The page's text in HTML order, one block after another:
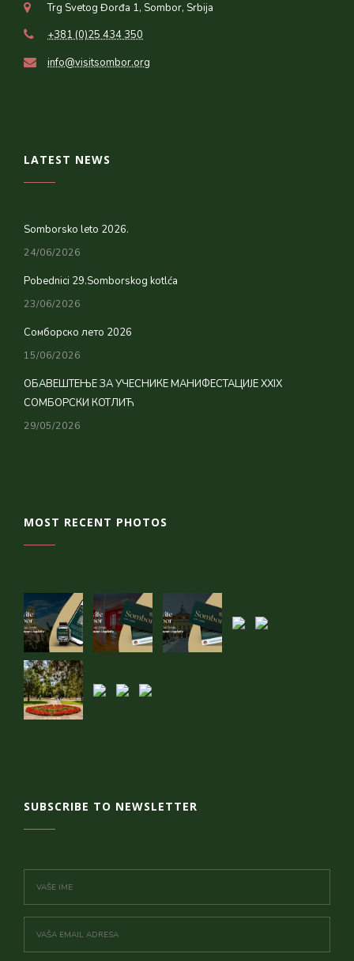
Trg Svetog Đorđa 1, Sombor, Srbija
+381 (0)25 434 350
info@visitsombor.org
LATEST NEWS
Somborsko leto 2026.
24/06/2026
Pobednici 29.Somborskog kotlća
23/06/2026
Сомборско лето 2026
15/06/2026
ОБАВЕШТЕЊЕ ЗА УЧЕСНИКЕ МАНИФЕСТАЦИЈЕ XXIX
СОМБОРСКИ КОТЛИЋ
29/05/2026
MOST RECENT PHOTOS
SUBSCRIBE TO NEWSLETTER